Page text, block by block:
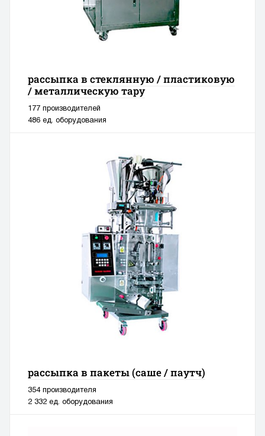
рассыпка в стеклянную / пластиковую
/ металлическую тару
177 производителей
486 ед. оборудования
рассыпка в пакеты (саше / паутч)
354 производителя
2 332 ед. оборудования